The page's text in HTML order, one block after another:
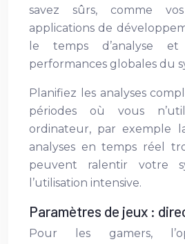
savez sûrs, comme
applications de
le temps d’analyse
performances globales du
Planifiez les analyses
périodes où vous
ordinateur, par exemple
analyses en temps réel
peuvent ralentir votre
l’utilisation intensive.
Paramètres de jeux :
Pour les gamers,